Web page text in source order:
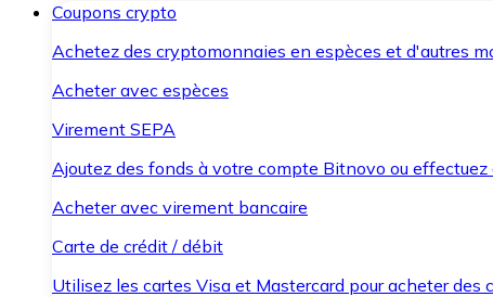
Coupons crypto
Achetez des cryptomonnaies en espèces et d'autres
Acheter avec espèces
Virement SEPA
Ajoutez des fonds à votre compte Bitnovo ou
Acheter avec virement bancaire
Carte de crédit / débit
Utilisez les cartes Visa et Mastercard pour acheter des